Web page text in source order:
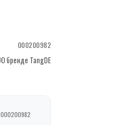
000200982
О бренде TangDE
000200982